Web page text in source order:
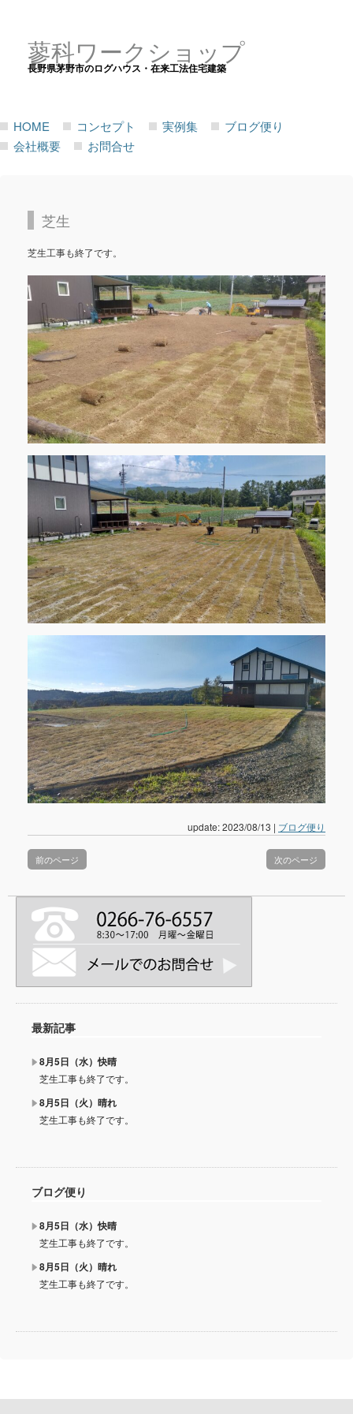
蓼科ワークショップ
長野県茅野市のログハウス・在来工法住宅建築
HOME コンセプト 実例集
ブログ便り
会社概要
お問合せ
芝生
芝生工事も終了です。
update: 2023/08/13 | ブログ便り
前のページ 次のページ
最新記事
8月5日（水）快晴
芝生工事も終了です。
8月5日（火）晴れ
芝生工事も終了です。
ブログ便り
8月5日（水）快晴
芝生工事も終了です。
8月5日（火）晴れ
芝生工事も終了です。